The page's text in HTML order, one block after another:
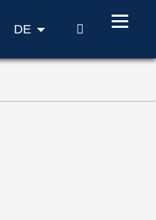
DE SUCHE